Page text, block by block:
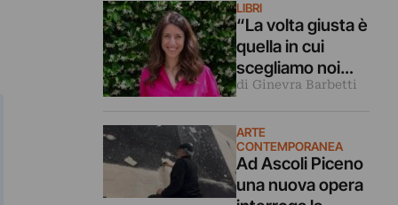
LIBRI
“La volta giusta è
quella in cui
scegliamo noi
stessi”.
scrittrice
Lorenza Gentile
di Ginevra Barbetti
ARTE
CONTEMPORANEA
Ad Ascoli Piceno
una nuova opera